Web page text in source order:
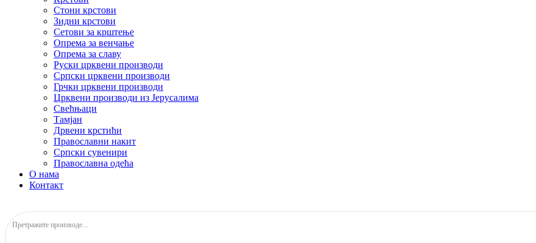
Стони крстови
Зидни крстови
Сетови за крштење
Опрема за венчање
Опрема за славу
Руски црквени производи
Српски црквени производи
Грчки црквени производи
Црквени производи из Јерусалима
Свећњаци
Тамјан
Дрвени крстићи
Православни накит
Српски сувенири
Православна одећа
О нама
Контакт